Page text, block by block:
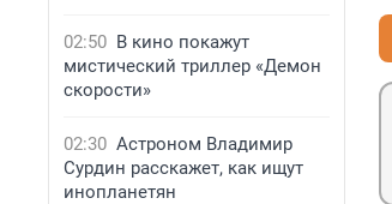
02:50 В кино покажут
мистический триллер «Демон
скорости»
02:30 Астроном Владимир
Сурдин расскажет, как ищут
инопланетян